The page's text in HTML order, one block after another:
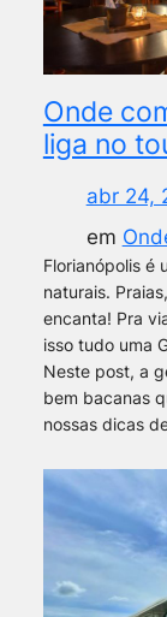
Onde
liga no
abr 24,
em
Florianópolis é
naturais.
encanta! Pra
isso tudo uma
Neste post, a
bem bacanas
nossas dicas